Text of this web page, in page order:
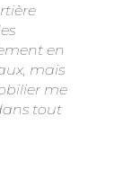
en
mais
me
tout